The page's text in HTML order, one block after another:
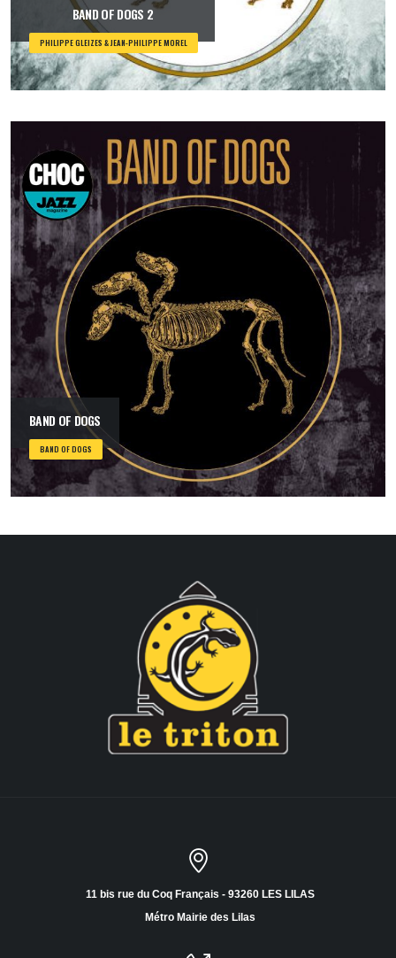
BAND OF DOGS 2
PHILIPPE GLEIZES & JEAN-PHILIPPE MOREL
BAND OF DOGS
BAND OF DOGS
11 bis rue du Coq Français - 93260 LES LILAS
Métro Mairie des Lilas